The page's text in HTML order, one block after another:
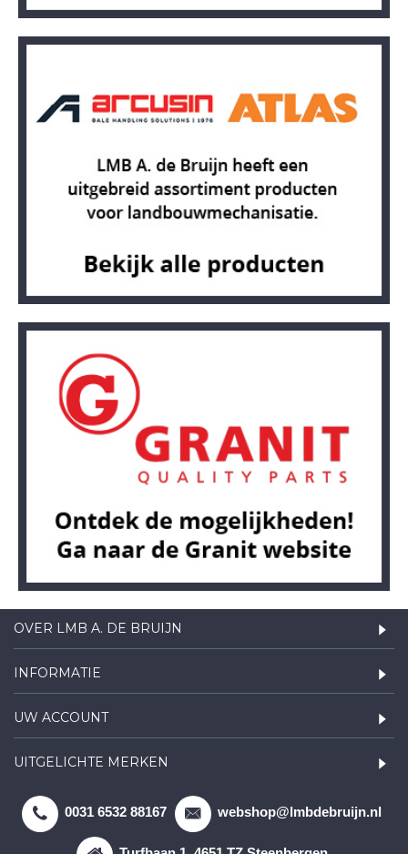
OVER LMB A. DE BRUIJN
INFORMATIE
UW ACCOUNT
UITGELICHTE MERKEN
0031 6532 88167 webshop@lmbdebruijn.nl